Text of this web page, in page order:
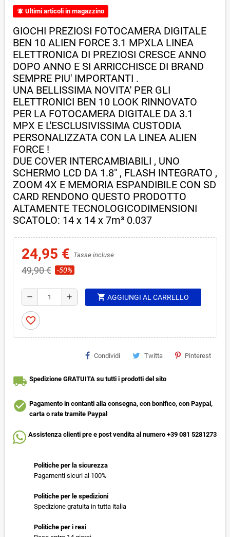
notifications_active Ultimi articoli in magazzino
GIOCHI PREZIOSI FOTOCAMERA DIGITALE
BEN 10 ALIEN FORCE 3.1 MPXLA LINEA
ELETTRONICA DI PREZIOSI CRESCE ANNO
DOPO ANNO E SI ARRICCHISCE DI BRAND
SEMPRE PIU' IMPORTANTI .
UNA BELLISSIMA NOVITA' PER GLI
ELETTRONICI BEN 10 LOOK RINNOVATO
PER LA FOTOCAMERA DIGITALE DA 3.1
MPX E L'ESCLUSIVISSIMA CUSTODIA
PERSONALIZZATA CON LA LINEA ALIEN
FORCE !
DUE COVER INTERCAMBIABILI , UNO
SCHERMO LCD DA 1.8" , FLASH INTEGRATO ,
ZOOM 4X E MEMORIA ESPANDIBILE CON SD
CARD RENDONO QUESTO PRODOTTO
ALTAMENTE TECNOLOGICODIMENSIONI
SCATOLO: 14 x 14 x 7m³ 0.037
24,95 € Tasse incluse
49,90 € -50%
remove add shopping_cart AGGIUNGI AL CARRELLO
favorite_border
Condividi Twitta Pinterest
local_shipping Spedizione GRATUITA su tutti i prodotti del sito
check_circle Pagamento in contanti alla consegna, con bonifico, con Paypal,
carta o rate tramite Paypal
Assistenza clienti pre e post vendita al numero +39 081 5281273
Politiche per la sicurezza
Pagamenti sicuri al 100%
Politiche per le spedizioni
Spedizione gratuita in tutta italia
Politiche per i resi